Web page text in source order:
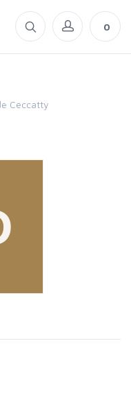
0
Ceccatty